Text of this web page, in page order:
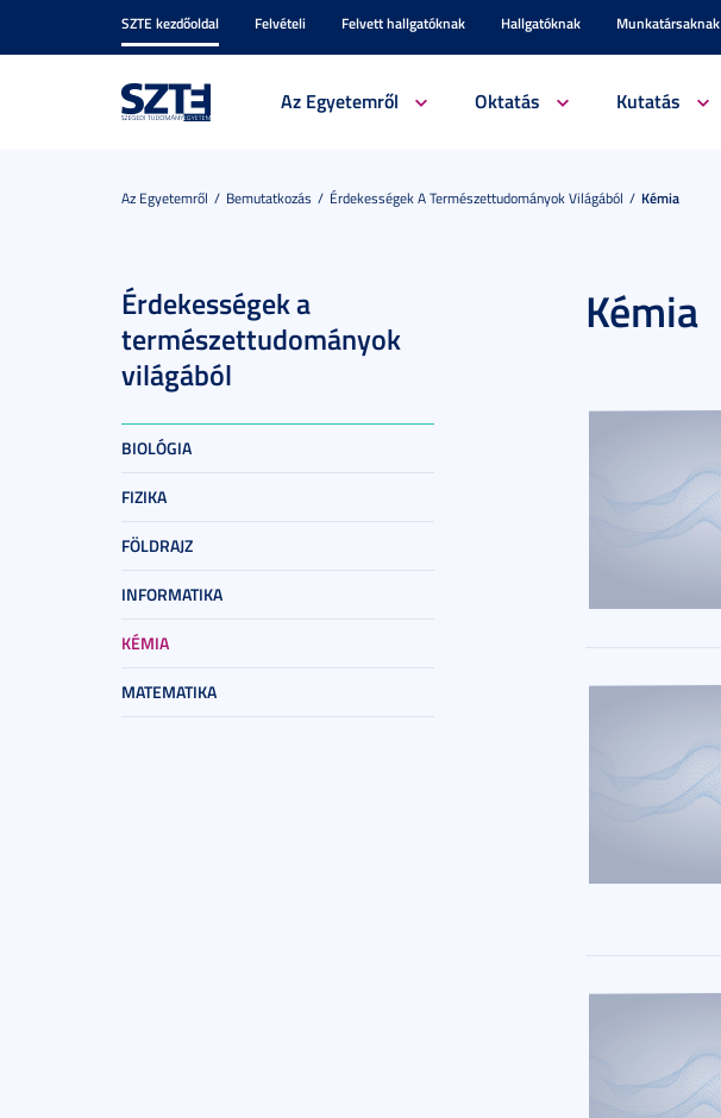
SZTE kezdőoldal Felvételi Felvett hallgatóknak Hallgatóknak Munkatársaknak
Az Egyetemről Oktatás Kutatás
Az Egyetemről Bemutatkozás Érdekességek A Természettudományok Világából Kémia
Érdekességek a
természettudományok
világából
BIOLÓGIA
FIZIKA
FÖLDRAJZ
INFORMATIKA
KÉMIA
MATEMATIKA
Kémia